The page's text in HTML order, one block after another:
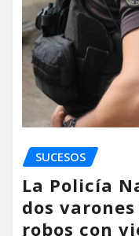
SUCESOS
La Policía
dos
robos con